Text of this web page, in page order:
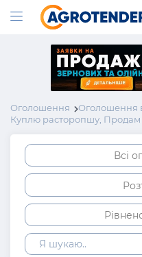
Оголошення
Оголошення
Куплю расторопшу,
Всі